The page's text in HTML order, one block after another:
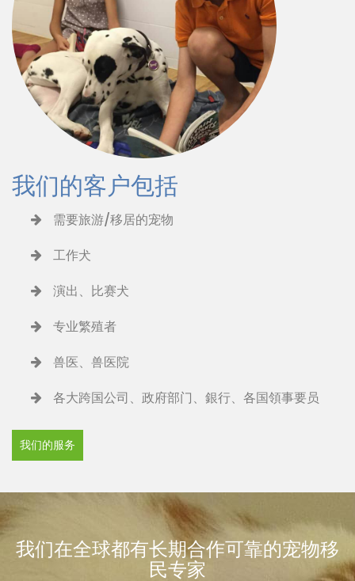
我们的客户包括
需要旅游/移居的宠物
工作犬
演出、比赛犬
专业繁殖者
兽医、兽医院
各大跨国公司、政府部门、銀行、各国領事要员
我们的服务
我们在全球都有长期合作可靠的宠物移
民专家